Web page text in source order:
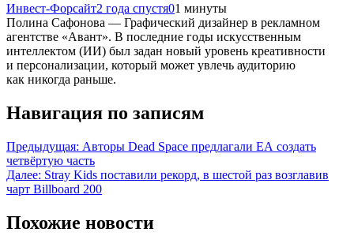
Инвест-Форсайт2 года спустя01 минуты
Полина Сафонова — Графический дизайнер в рекламном
агентстве «Авант». В последние годы искусственным
интеллектом (ИИ) был задан новый уровень креативности
и персонализации, который может увлечь аудиторию
как никогда раньше.
Навигация по записям
Предыдущая: Авторы Dead Space предлагали EA создать
четвёртую часть
Далее: Stray Kids поставили рекорд, в шестой раз возглавив
чарт Billboard 200
Похожие новости